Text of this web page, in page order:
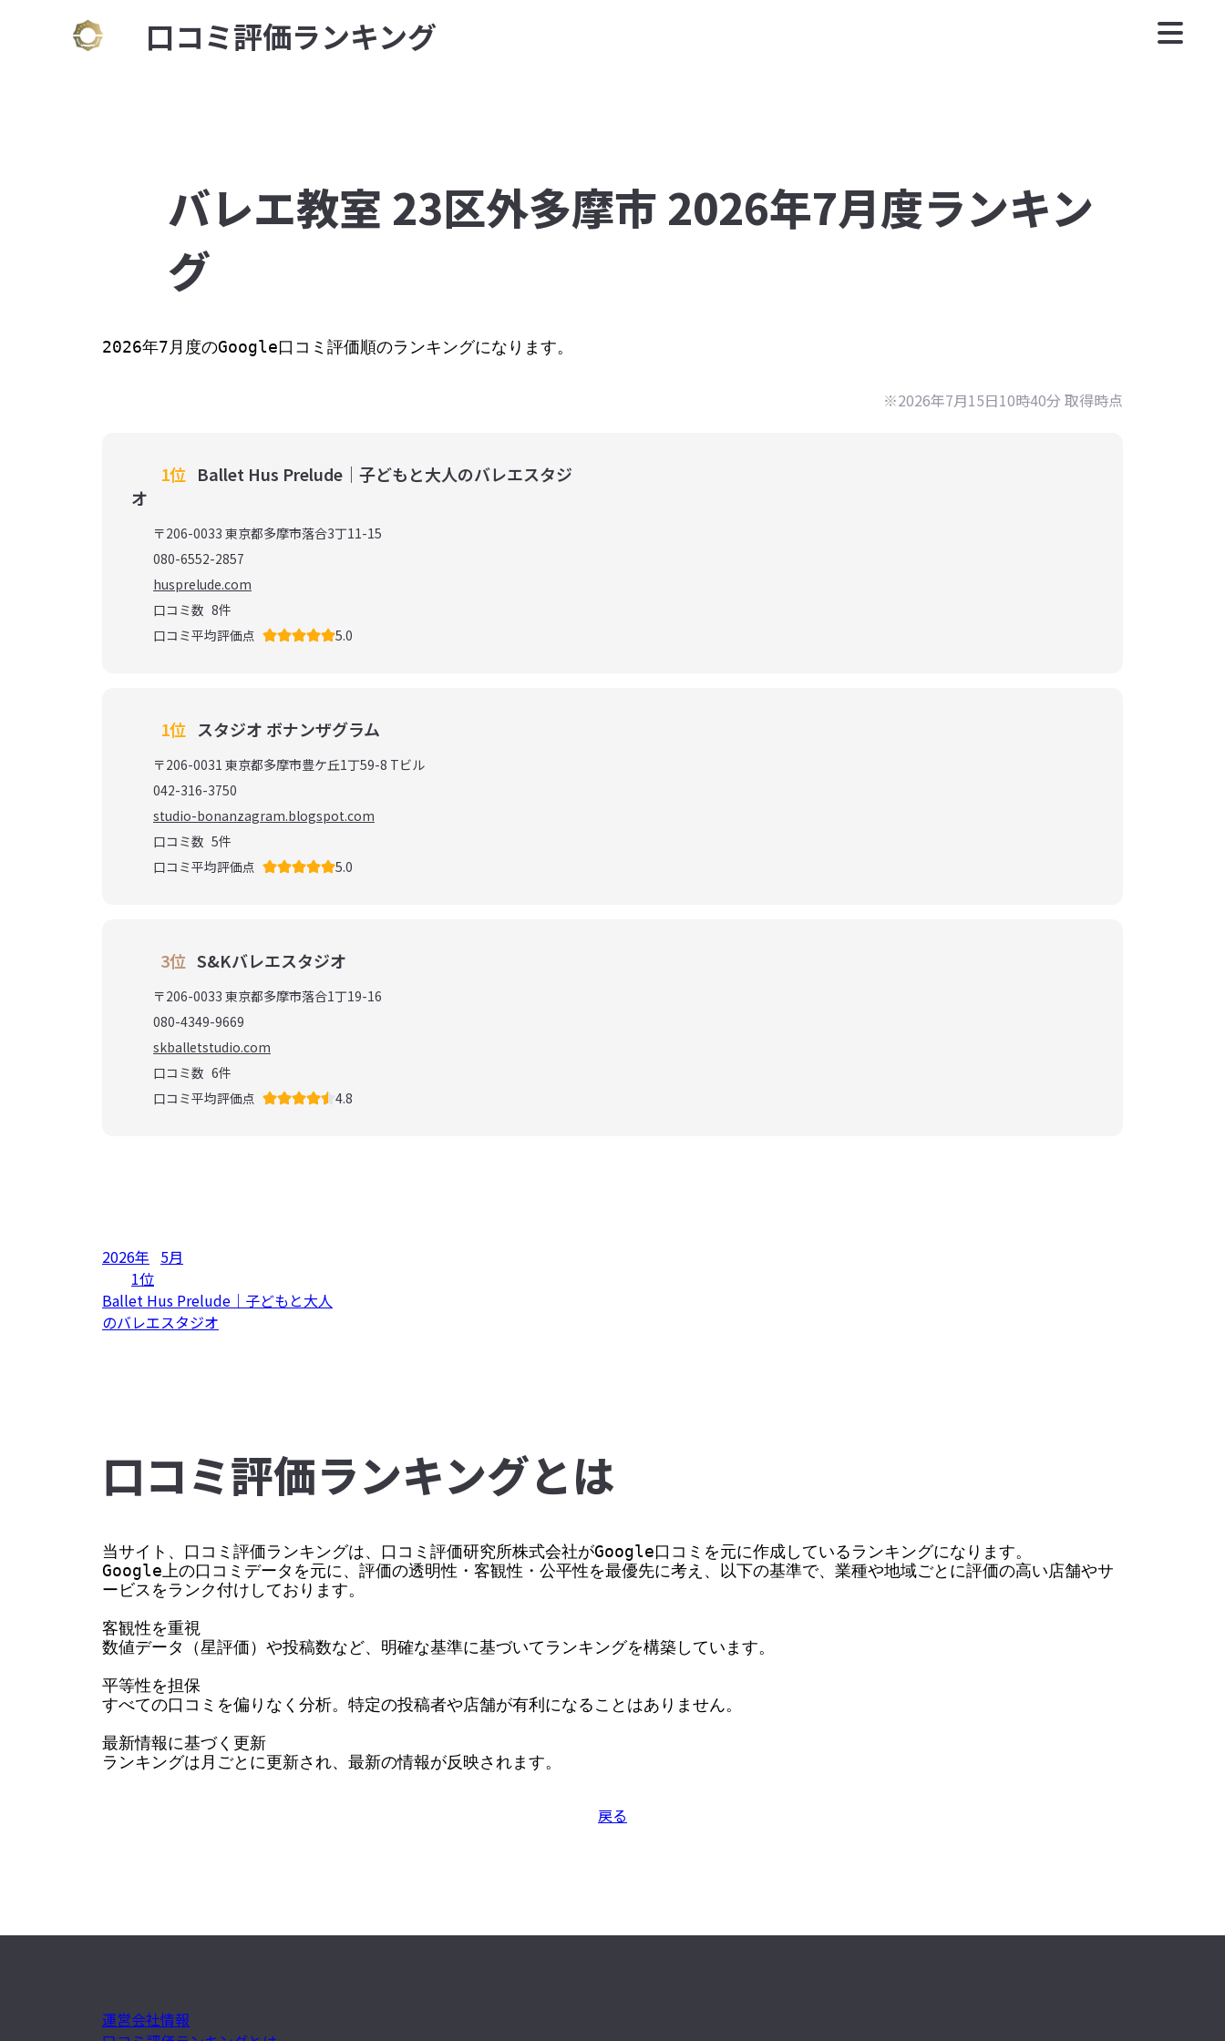
⼝コミ評価ランキング
バレエ教室 23区外多摩市 2026年7月度ランキン
グ
2026年7月度のGoogle口コミ評価順のランキングになります。
※2026年7月15日10時40分 取得時点
1位 Ballet Hus Prelude｜子どもと大人のバレエスタジ
オ
〒206-0033 東京都多摩市落合3丁11-15
080-6552-2857
husprelude.com
口コミ数 8件
口コミ平均評価点
5.0
1位 スタジオ ボナンザグラム
〒206-0031 東京都多摩市豊ケ丘1丁59-8 Tビル
042-316-3750
studio-bonanzagram.blogspot.com
口コミ数 5件
口コミ平均評価点
5.0
3位 S&Kバレエスタジオ
〒206-0033 東京都多摩市落合1丁19-16
080-4349-9669
skballetstudio.com
口コミ数 6件
口コミ平均評価点
4.8
2026年 5月
1位
Ballet Hus Prelude｜子どもと大人
のバレエスタジオ
⼝コミ評価ランキングとは
当サイト、口コミ評価ランキングは、口コミ評価研究所株式会社がGoogle口コミを元に作成しているランキングになります。
Google上の口コミデータを元に、評価の透明性・客観性・公平性を最優先に考え、以下の基準で、業種や地域ごとに評価の高い店舗やサ
ービスをランク付けしております。
客観性を重視
数値データ（星評価）や投稿数など、明確な基準に基づいてランキングを構築しています。
平等性を担保
すべての口コミを偏りなく分析。特定の投稿者や店舗が有利になることはありません。
最新情報に基づく更新
ランキングは月ごとに更新され、最新の情報が反映されます。
戻る
運営会社情報